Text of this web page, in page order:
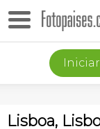
Lisboa,